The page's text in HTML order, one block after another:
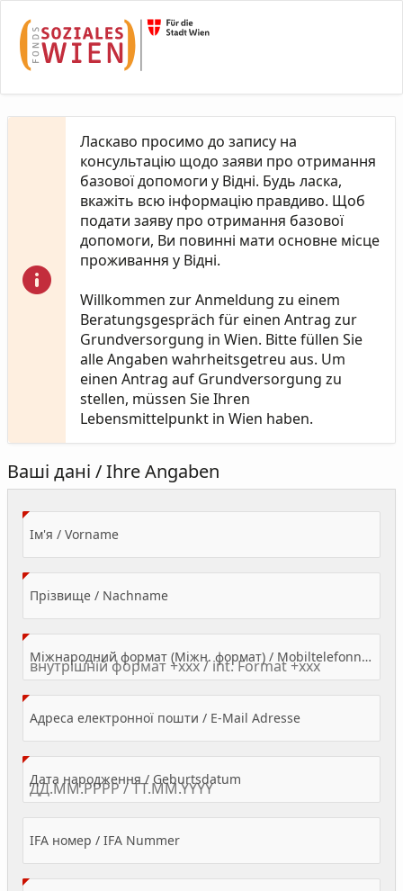
Ласкаво просимо до запису на
консультацію щодо заяви про отримання
базової допомоги у Відні. Будь ласка,
вкажіть всю інформацію правдиво. Щоб
подати заяву про отримання базової
допомоги, Ви повинні мати основне місце
проживання у Відні.
Willkommen zur Anmeldung zu einem
Beratungsgespräch für einen Antrag zur
Grundversorgung in Wien. Bitte füllen Sie
alle Angaben wahrheitsgetreu aus. Um
einen Antrag auf Grundversorgung zu
stellen, müssen Sie Ihren
Lebensmittelpunkt in Wien haben.
Ваші дані / Ihre Angaben
Ім'я / Vorname(Value Required)
Прізвище / Nachname(Value Required)
Міжнародний формат (Міжн. формат) / Mobiltelefonnummer
Адреса електронної пошти / E-Mail Adresse(Value Required)
Дата народження / Geburtsdatum
IFA номер / IFA Nummer